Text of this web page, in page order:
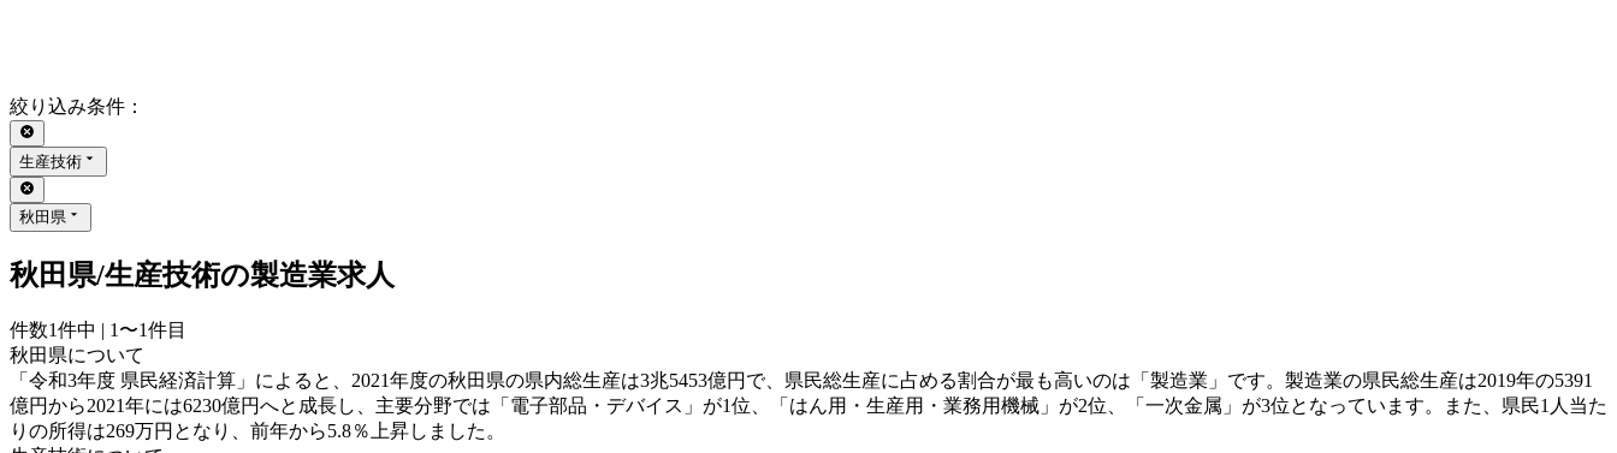
絞り込み条件 ：
生産技術
秋田県
秋田県/生産技術の製造業求人
件数1件中 | 1〜1件目
秋田県について
「令和3年度 県民経済計算」によると、2021年度の秋田県の県内総生産は3兆5453億円で、県民総生産に占める割合が最も高いのは「製造業」です。製造業の県民総生産は2019年の5391
億円から2021年には6230億円へと成長し、主要分野では「電子部品・デバイス」が1位、「はん用・生産用・業務用機械」が2位、「一次金属」が3位となっています。また、県民1人当た
りの所得は269万円となり、前年から5.8％上昇しました。